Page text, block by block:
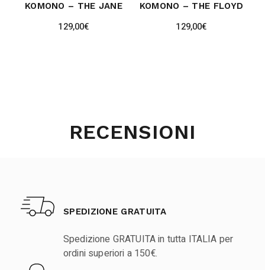
KOMONO – THE JANE
129,00€
KOMONO – THE FLOYD
129,00€
RECENSIONI
SPEDIZIONE GRATUITA
Spedizione GRATUITA in tutta ITALIA per
ordini superiori a 150€.